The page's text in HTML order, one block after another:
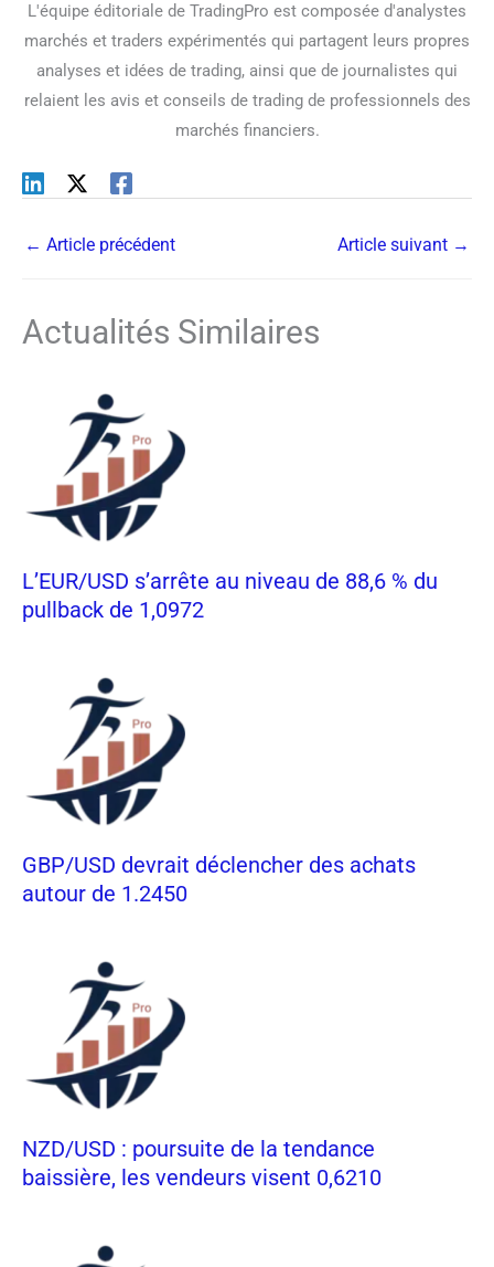
L'équipe éditoriale de TradingPro est composée d'analystes
marchés et traders expérimentés qui partagent leurs propres
analyses et idées de trading, ainsi que de journalistes qui
relaient les avis et conseils de trading de professionnels des
marchés financiers.
← Article précédent Article suivant →
Actualités Similaires
L’EUR/USD s’arrête au niveau de 88,6 % du
pullback de 1,0972
GBP/USD devrait déclencher des achats
autour de 1.2450
NZD/USD : poursuite de la tendance
baissière, les vendeurs visent 0,6210